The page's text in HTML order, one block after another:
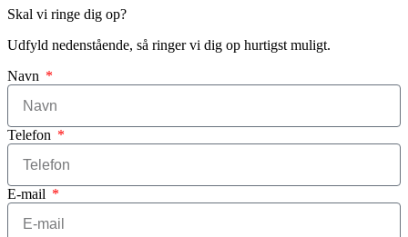
Skal vi ringe dig op?
Udfyld nedenstående, så ringer vi dig op hurtigst muligt.
Navn
Telefon
E-mail